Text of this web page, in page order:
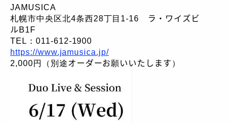
JAMUSICA
札幌市中央区北4条西28丁目1-16 ラ・ワイズビ
ルB1F
TEL：011-612-1900
https://www.jamusica.jp/
2,000円（別途オーダーお願いいたします）